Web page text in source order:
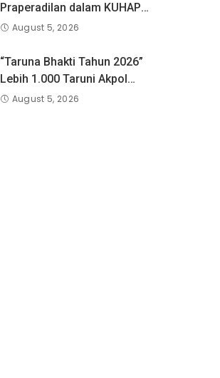
Praperadilan dalam KUHAP
Baru, Waka Polda Metro Jaya
August 5, 2026
“Taruna Bhakti Tahun 2026”
Lebih 1.000 Taruni Akpol
Perkuat Pembentukan
August 5, 2026